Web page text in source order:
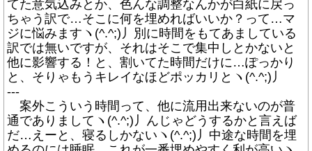
てた意気込みとか、色んな調整なんかが白紙に戻っ
ちゃう訳で…そこに何を埋めればいいか？って…マ
ジに悩みますヽ(^.^;)丿別に時間をもてあましている
訳では無いですが、それはそこで集中しとかないと
他に影響する！と、割いてた時間だけに…ぽっかり
と、そりゃもうキレイなほどポッカリとヽ(^.^;)丿
---
案外こういう時間って、他に流用出来ないのが普
通でありましてヽ(^.^;)丿んじゃどうするかと言えば
だ…えーと、寝るしかないヽ(^.^;)丿中途な時間を埋